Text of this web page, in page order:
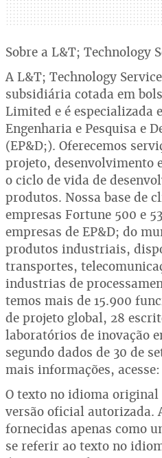
Sobre a L&T; Technology
A L&T; Technology
subsidiária cotada em
Limited e é especializada
Engenharia e Pesquisa e
(EP&D;). Oferecemos
projeto, desenvolvimento
o ciclo de vida de
produtos. Nossa base de
empresas Fortune 500 e
empresas de EP&D; do
produtos industriais,
transportes,
industrias de
temos mais de 15.900
de projeto global, 28
laboratórios de inovação
segundo dados de 30 de
mais informações,
O texto no idioma original
versão oficial autorizada.
fornecidas apenas como
se referir ao texto no